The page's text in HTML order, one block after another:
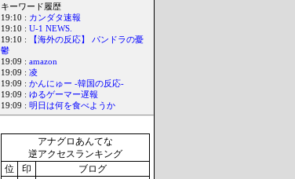
キーワード履歴
19:10 : カンダタ速報
19:10 : U-1 NEWS.
19:10 :
【海外の反応】 パンドラの憂
鬱
19:09 : amazon
19:09 : 凌
19:09 : かんにゅー -韓国の反応-
19:09 : ゆるゲーマー遅報
19:09 : 明日は何を食べようか
アナグロあんてな
逆アクセスランキング
位
印
ブログ